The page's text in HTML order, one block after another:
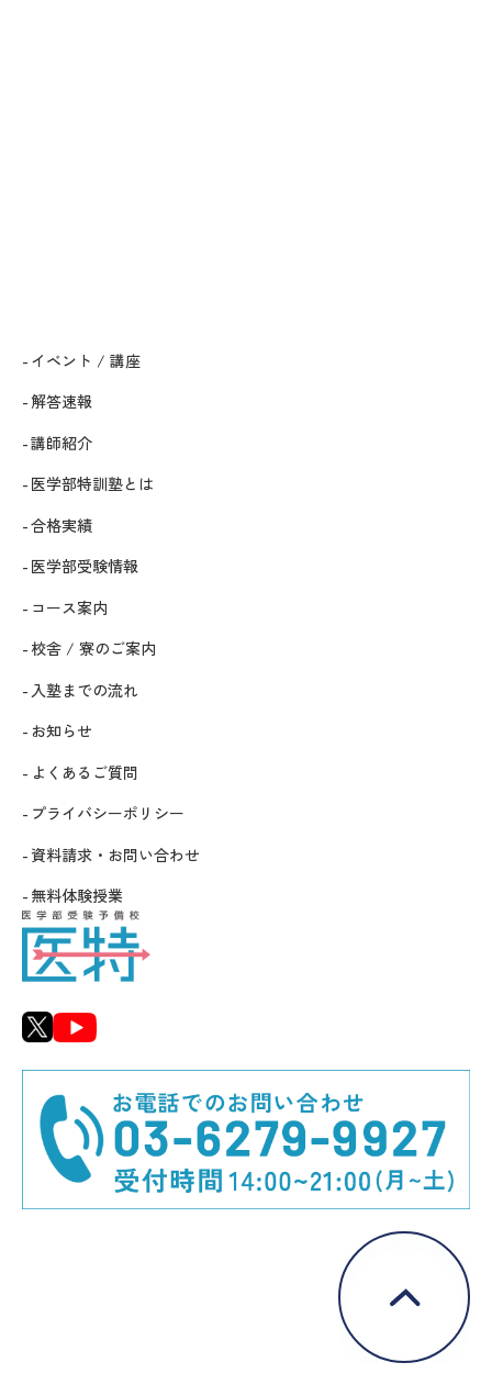
イベント / 講座
解答速報
講師紹介
医学部特訓塾とは
合格実績
医学部受験情報
コース案内
校舎 / 寮のご案内
入塾までの流れ
お知らせ
よくあるご質問
プライバシーポリシー
資料請求・お問い合わせ
無料体験授業